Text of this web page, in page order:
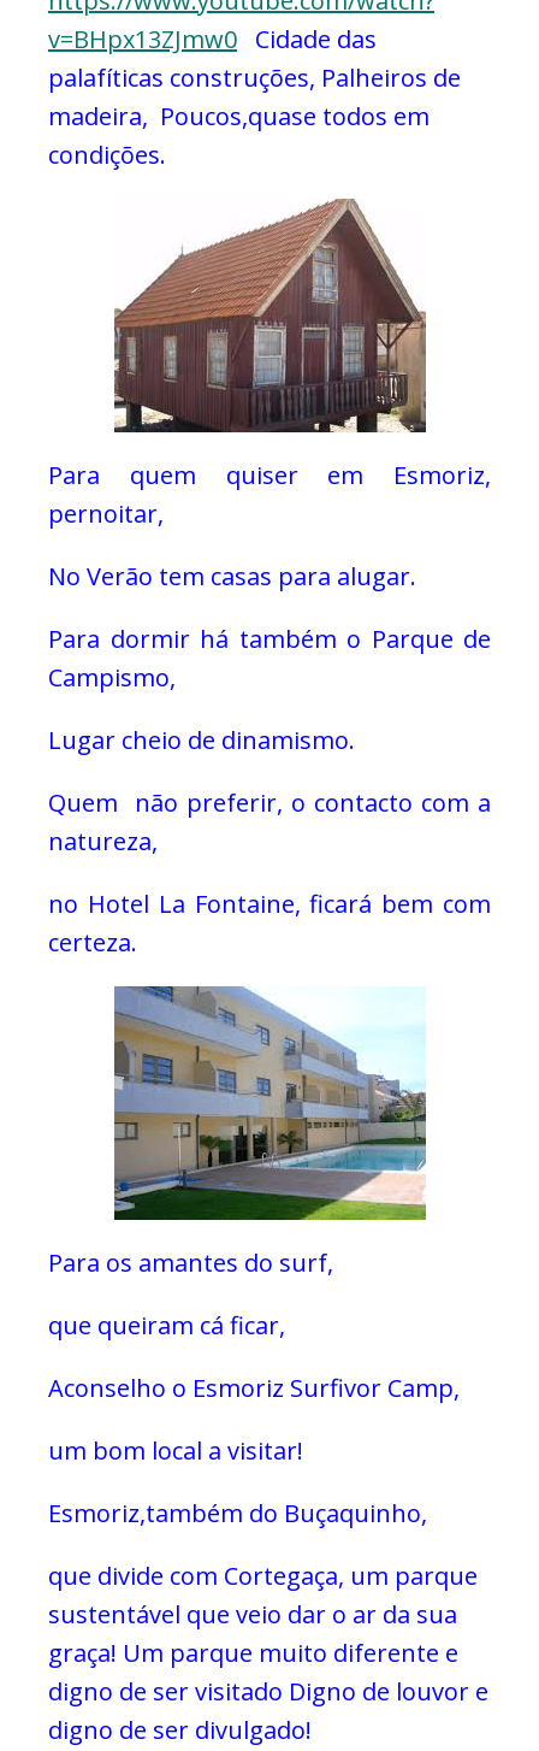
v=BHpx13ZJmw0 Cidade das
palafíticas construções, Palheiros de
madeira, Poucos,quase todos em
condições.
Para quem quiser em Esmoriz,
pernoitar,
No Verão tem casas para alugar.
Para dormir há também o Parque de
Campismo,
Lugar cheio de dinamismo.
Quem não preferir, o contacto com a
natureza,
no Hotel La Fontaine, ficará bem com
certeza.
Para os amantes do surf,
que queiram cá ficar,
Aconselho o Esmoriz Surfivor Camp,
um bom local a visitar!
Esmoriz,também do Buçaquinho,
que divide com Cortegaça, um parque
sustentável que veio dar o ar da sua
graça! Um parque muito diferente e
digno de ser visitado Digno de louvor e
digno de ser divulgado!